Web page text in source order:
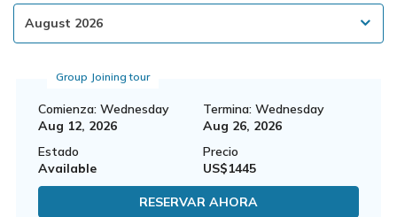
Comienza: Wednesday
Aug 12, 2026
Group Joining tour
Termina: Wednesday
Aug 26, 2026
Estado
Available
Precio
US$1445
RESERVAR AHORA